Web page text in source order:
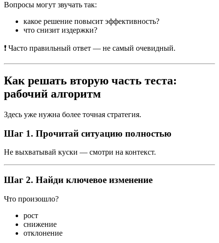
Вопросы могут звучать так:
какое решение повысит эффективность?
что снизит издержки?
❗ Часто правильный ответ — не самый очевидный.
Как решать вторую часть теста:
рабочий алгоритм
Здесь уже нужна более точная стратегия.
Шаг 1. Прочитай ситуацию полностью
Не выхватывай куски — смотри на контекст.
Шаг 2. Найди ключевое изменение
Что произошло?
рост
снижение
отклонение